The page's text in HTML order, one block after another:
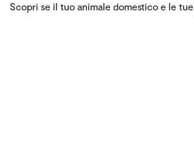
Scopri se il tuo animale domestico e le